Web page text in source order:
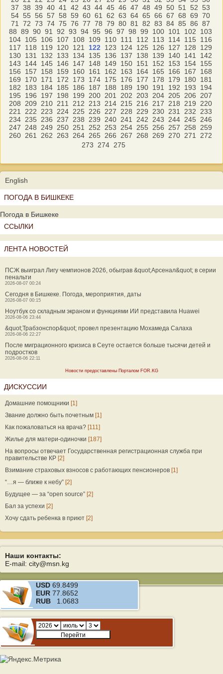
37 38 39 40 41 42 43 44 45 46 47 48 49 50 51 52 53
54 55 56 57 58 59 60 61 62 63 64 65 66 67 68 69 70
71
72 73 74 75 76 77 78 79 80 81 82 83 84 85 86 87
88 89 90 91 92 93 94 95 96 97 98 99 100 101 102
103
104 105 106 107 108 109 110 111 112 113 114 115
116
117
118 119 120 121 122 123 124 125 126 127 128
129
130 131 132 133 134 135 136 137 138 139 140 141
142
143
144 145 146 147 148 149 150 151 152 153 154 155
156
157 158 159 160 161 162 163 164 165 166 167
168
169
170 171 172 173 174 175 176 177 178 179 180 181
182
183 184 185 186 187 188 189 190 191 192 193
194
195
196 197 198 199 200 201 202 203 204 205 206
207
208
209 210 211 212 213 214 215 216 217 218 219
220
221
222 223 224 225 226 227 228 229 230 231 232
233
234 235 236 237 238 239 240 241 242 243 244 245
246
247
248 249 250 251 252 253 254 255 256 257 258
259
260 261 262 263 264 265 266 267 268 269 270 271
272
273
274 275
English
ПОГОДА В БИШКЕКЕ
Погода в Бишкеке
ССЫЛКИ
ЛЕНТА НОВОСТЕЙ
ПСЖ выиграл Лигу чемпионов 2026, обыграв &quot;Арсенал&quot; в серии
пенальти
2026-08-07 00:24
Сегодня в Бишкеке. Погода, мероприятия, даты
2026-08-07 00:15
Ноутбук со складным экраном и функциями ИИ представила Huawei
2026-08-06 23:44
&quot;Трабзонспор&quot; провел презентацию Мохамеда Салаха
2026-08-06 22:27
После миграционного кризиса в Сеуте остается больше тысячи детей и
подростков
2026-08-06 22:11
Новости предоставлены Порталом FOR.KG
ДИСКУССИИ
Домашние помощники [1]
Звание должно быть почетным [1]
Как пожаловаться на врача? [111]
Жилье для матери-одиночки [187]
На вопросы отвечает Государственная регистрационная служба при
правительстве КР [2]
Взимание страховых взносов с работающих пенсионеров [1]
“…я — ближе к небу” [2]
Будущее — за “open source” [2]
Бал за успехи [2]
Хочу сдать ребенка в приют [2]
Наши контакты:
E-mail: city@msn.kg
USD 69.8499
EUR 77.8652
RUB 1.0683